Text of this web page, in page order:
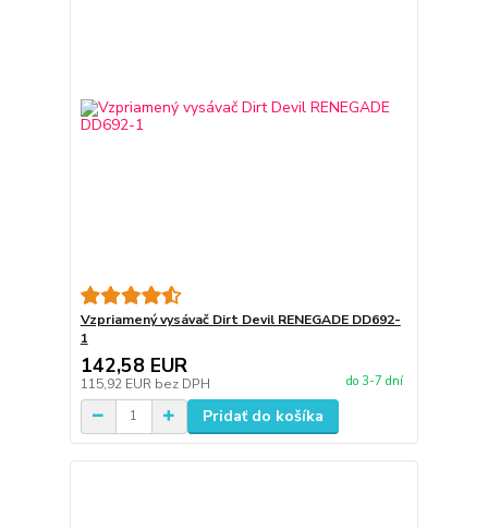
Vzpriamený vysávač Dirt Devil RENEGADE DD692-
1
142,58 EUR
115,92 EUR bez DPH do 3-7 dní
Pridať do košíka